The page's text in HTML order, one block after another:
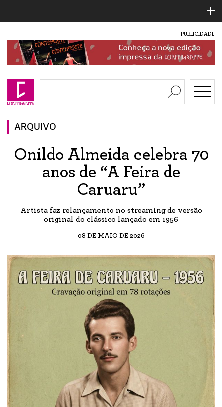
PUBLICIDADE
ARQUIVO
Onildo Almeida celebra 70
anos de “A Feira de
Caruaru”
Artista faz relançamento no streaming de versão
original do clássico lançado em 1956
08 DE MAIO DE 2026